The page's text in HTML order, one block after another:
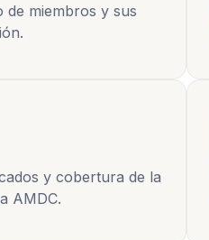
de miembros y sus
y cobertura de la
AMDC.